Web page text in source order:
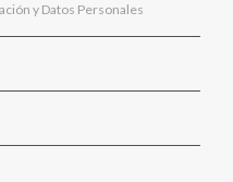
y Datos Personales